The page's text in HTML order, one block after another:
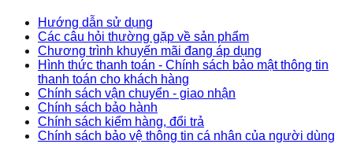
Hướng dẫn sử dụng
Các câu hỏi thường gặp về sản phẩm
Chương trình khuyến mãi đang áp dụng
Hình thức thanh toán - Chính sách bảo mật thông tin
thanh toán cho khách hàng
Chính sách vận chuyển - giao nhận
Chính sách bảo hành
Chính sách kiểm hàng, đổi trả
Chính sách bảo vệ thông tin cá nhân của người dùng